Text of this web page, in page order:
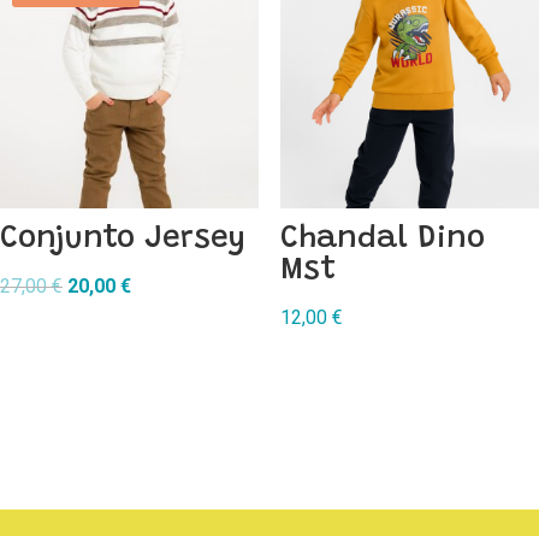
Conjunto Jersey
27,00€ El
20,00 €El
Chandal Dino
Mst
12,00 €